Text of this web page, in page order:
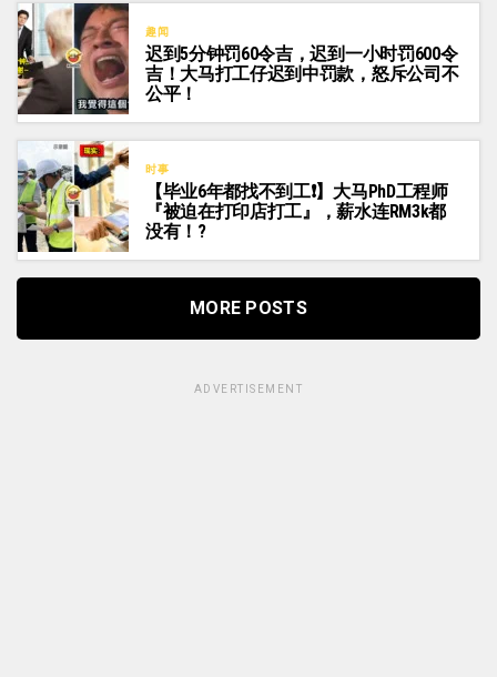
趣闻
迟到5分钟罚60令吉，迟到一小时罚600令
吉！大马打工仔迟到中罚款，怒斥公司不
公平！
时事
【毕业6年都找不到工❗】大马PhD工程师
『被迫在打印店打工』，薪水连RM3k都
没有！?
MORE POSTS
ADVERTISEMENT